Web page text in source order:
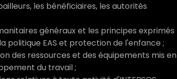
les bénéficiaires, les autorités
généraux et les principes exprimés
politique EAS et protection de l'enfance ;
des ressources et des équipements mis en
du travail ;